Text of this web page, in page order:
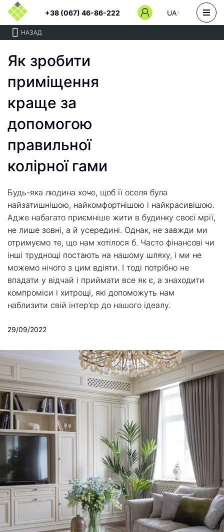
+38 (067) 46-86-222 UA
НАЗАД
Як зробити
приміщення
краще за
допомогою
правильної
колірної гами
Будь-яка людина хоче, щоб її оселя була
найзатишнішою, найкомфортнішою і найкрасивішою.
Адже набагато приємніше жити в будинку своєї мрії,
не лише зовні, а й усередині. Однак, не завжди ми
отримуємо те, що нам хотілося б. Часто фінансові чи
інші труднощі постають на нашому шляху, і ми не
можемо нічого з цим вдіяти. І тоді потрібно не
впадати у відчай і приймати все як є, а знаходити
компроміси і хитрощі, які допоможуть нам
наблизити свій інтер'єр до нашого ідеалу.
29/09/2022